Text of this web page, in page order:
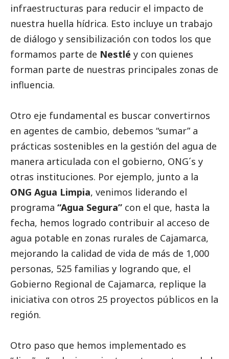
infraestructuras para reducir el impacto de
nuestra huella hídrica. Esto incluye un trabajo
de diálogo y sensibilización con todos los que
formamos parte de Nestlé y con quienes
forman parte de nuestras principales zonas de
influencia.
Otro eje fundamental es buscar convertirnos
en agentes de cambio, debemos “sumar” a
prácticas sostenibles en la gestión del agua de
manera articulada con el gobierno, ONG´s y
otras instituciones. Por ejemplo, junto a la
ONG Agua Limpia, venimos liderando el
programa “Agua Segura” con el que, hasta la
fecha, hemos logrado contribuir al acceso de
agua potable en zonas rurales de Cajamarca,
mejorando la calidad de vida de más de 1,000
personas, 525 familias y logrando que, el
Gobierno Regional de Cajamarca, replique la
iniciativa con otros 25 proyectos públicos en la
región.
Otro paso que hemos implementado es